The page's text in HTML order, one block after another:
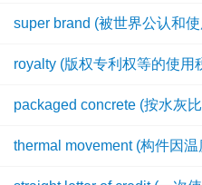
super brand (被世界公认和
royalty (版权专利权等的使用
packaged concrete (按水灰
thermal movement (构件因